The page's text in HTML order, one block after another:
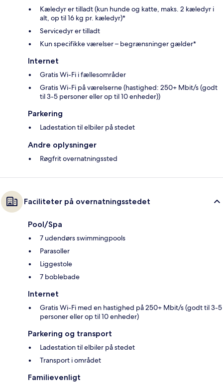
Kæledyr er tilladt (kun hunde og katte, maks. 2 kæledyr i
alt, op til 16 kg pr. kæledyr)*
Servicedyr er tilladt
Kun specifikke værelser – begrænsninger gælder*
Internet
Gratis Wi-Fi i fællesområder
Gratis Wi-Fi på værelserne (hastighed: 250+ Mbit/s (godt
til 3-5 personer eller op til 10 enheder))
Parkering
Ladestation til elbiler på stedet
Andre oplysninger
Røgfrit overnatningssted
Faciliteter på overnatningsstedet
Pool/Spa
7 udendørs swimmingpools
Parasoller
Liggestole
7 boblebade
Internet
Gratis Wi-Fi med en hastighed på 250+ Mbit/s (godt til 3-5
personer eller op til 10 enheder)
Parkering og transport
Ladestation til elbiler på stedet
Transport i området
Familievenligt